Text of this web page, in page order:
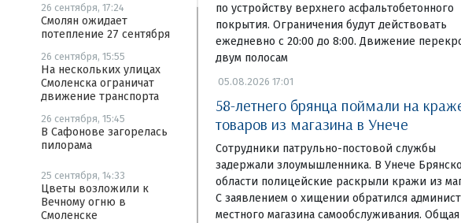
26 сентября, 17:24
Смолян ожидает
потепление 27 сентября
26 сентября, 15:55
На нескольких улицах
Смоленска ограничат
движение транспорта
26 сентября, 15:45
В Сафонове загорелась
пилорама
25 сентября, 14:33
Цветы возложили к
Вечному огню в
Смоленске
по устройству верхнего асфальтобетонного
покрытия. Ограничения будут действовать
ежедневно с 20:00 до 8:00. Движение
двум полосам
05.08.2026 17:01
58-летнего брянца поймали на
товаров из магазина в Унече
Сотрудники патрульно-постовой службы
задержали злоумышленника. В Унече
области полицейские раскрыли кражи из
С заявлением о хищении обратился
местного магазина самообслуживания. Общая